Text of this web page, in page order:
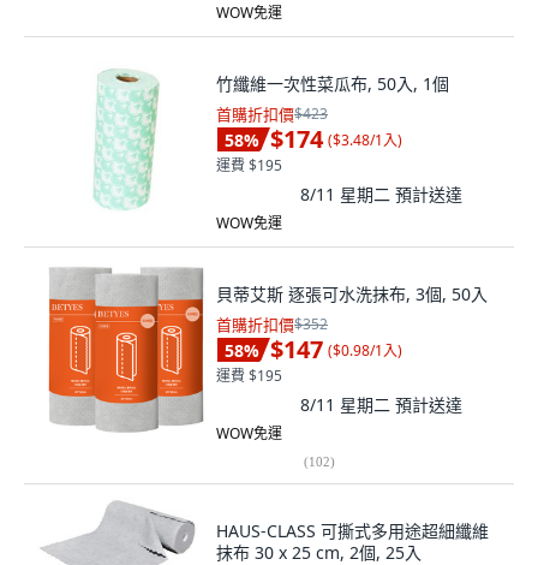
WOW免運
竹纖維一次性菜瓜布, 50入, 1個
首購折扣價$423
58% $174 ($3.48/1入)
運費 $195
8/11 星期二 預計送達
WOW免運
貝蒂艾斯 逐張可水洗抹布, 3個, 50入
首購折扣價$352
58% $147 ($0.98/1入)
運費 $195
8/11 星期二 預計送達
WOW免運
(102)
HAUS-CLASS 可撕式多用途超細纖維
抹布 30 x 25 cm, 2個, 25入